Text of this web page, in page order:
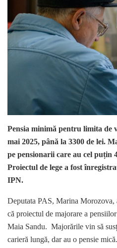
Pensia minimă pentru limita de
mai 2025, până la 3300 de lei.
pe pensionarii care au cel puțin
Proiectul de lege a fost
IPN.
Deputata PAS, Marina Morozova,
că proiectul de majorare a
Maia Sandu. Majorările vin să
carieră lungă, dar au o pensie mică.